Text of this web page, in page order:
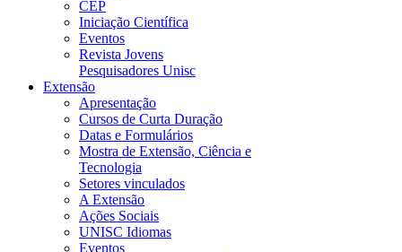
CEP
Iniciação Científica
Eventos
Revista Jovens
Pesquisadores Unisc
Extensão
Apresentação
Cursos de Curta Duração
Datas e Formulários
Mostra de Extensão, Ciência e
Tecnologia
Setores vinculados
A Extensão
Ações Sociais
UNISC Idiomas
Eventos